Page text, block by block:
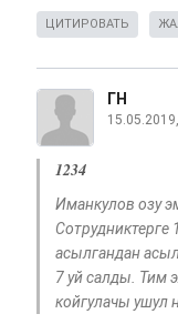
ЦИТИРОВАТЬ
ГН
1234
Иманкулов озу
Сотрудниктерге
асылгандан
7 уй салды. Тим
койгулачы ушул